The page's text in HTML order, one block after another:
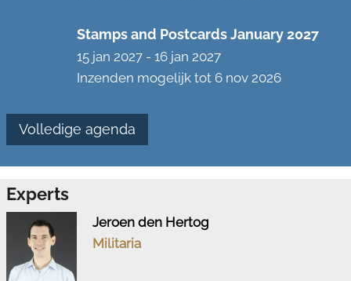
Stamps and Postcards January 2027
15 jan 2027 - 16 jan 2027
Inzenden mogelijk tot 6 nov 2026
Volledige agenda
Experts
Jeroen den Hertog
Militaria